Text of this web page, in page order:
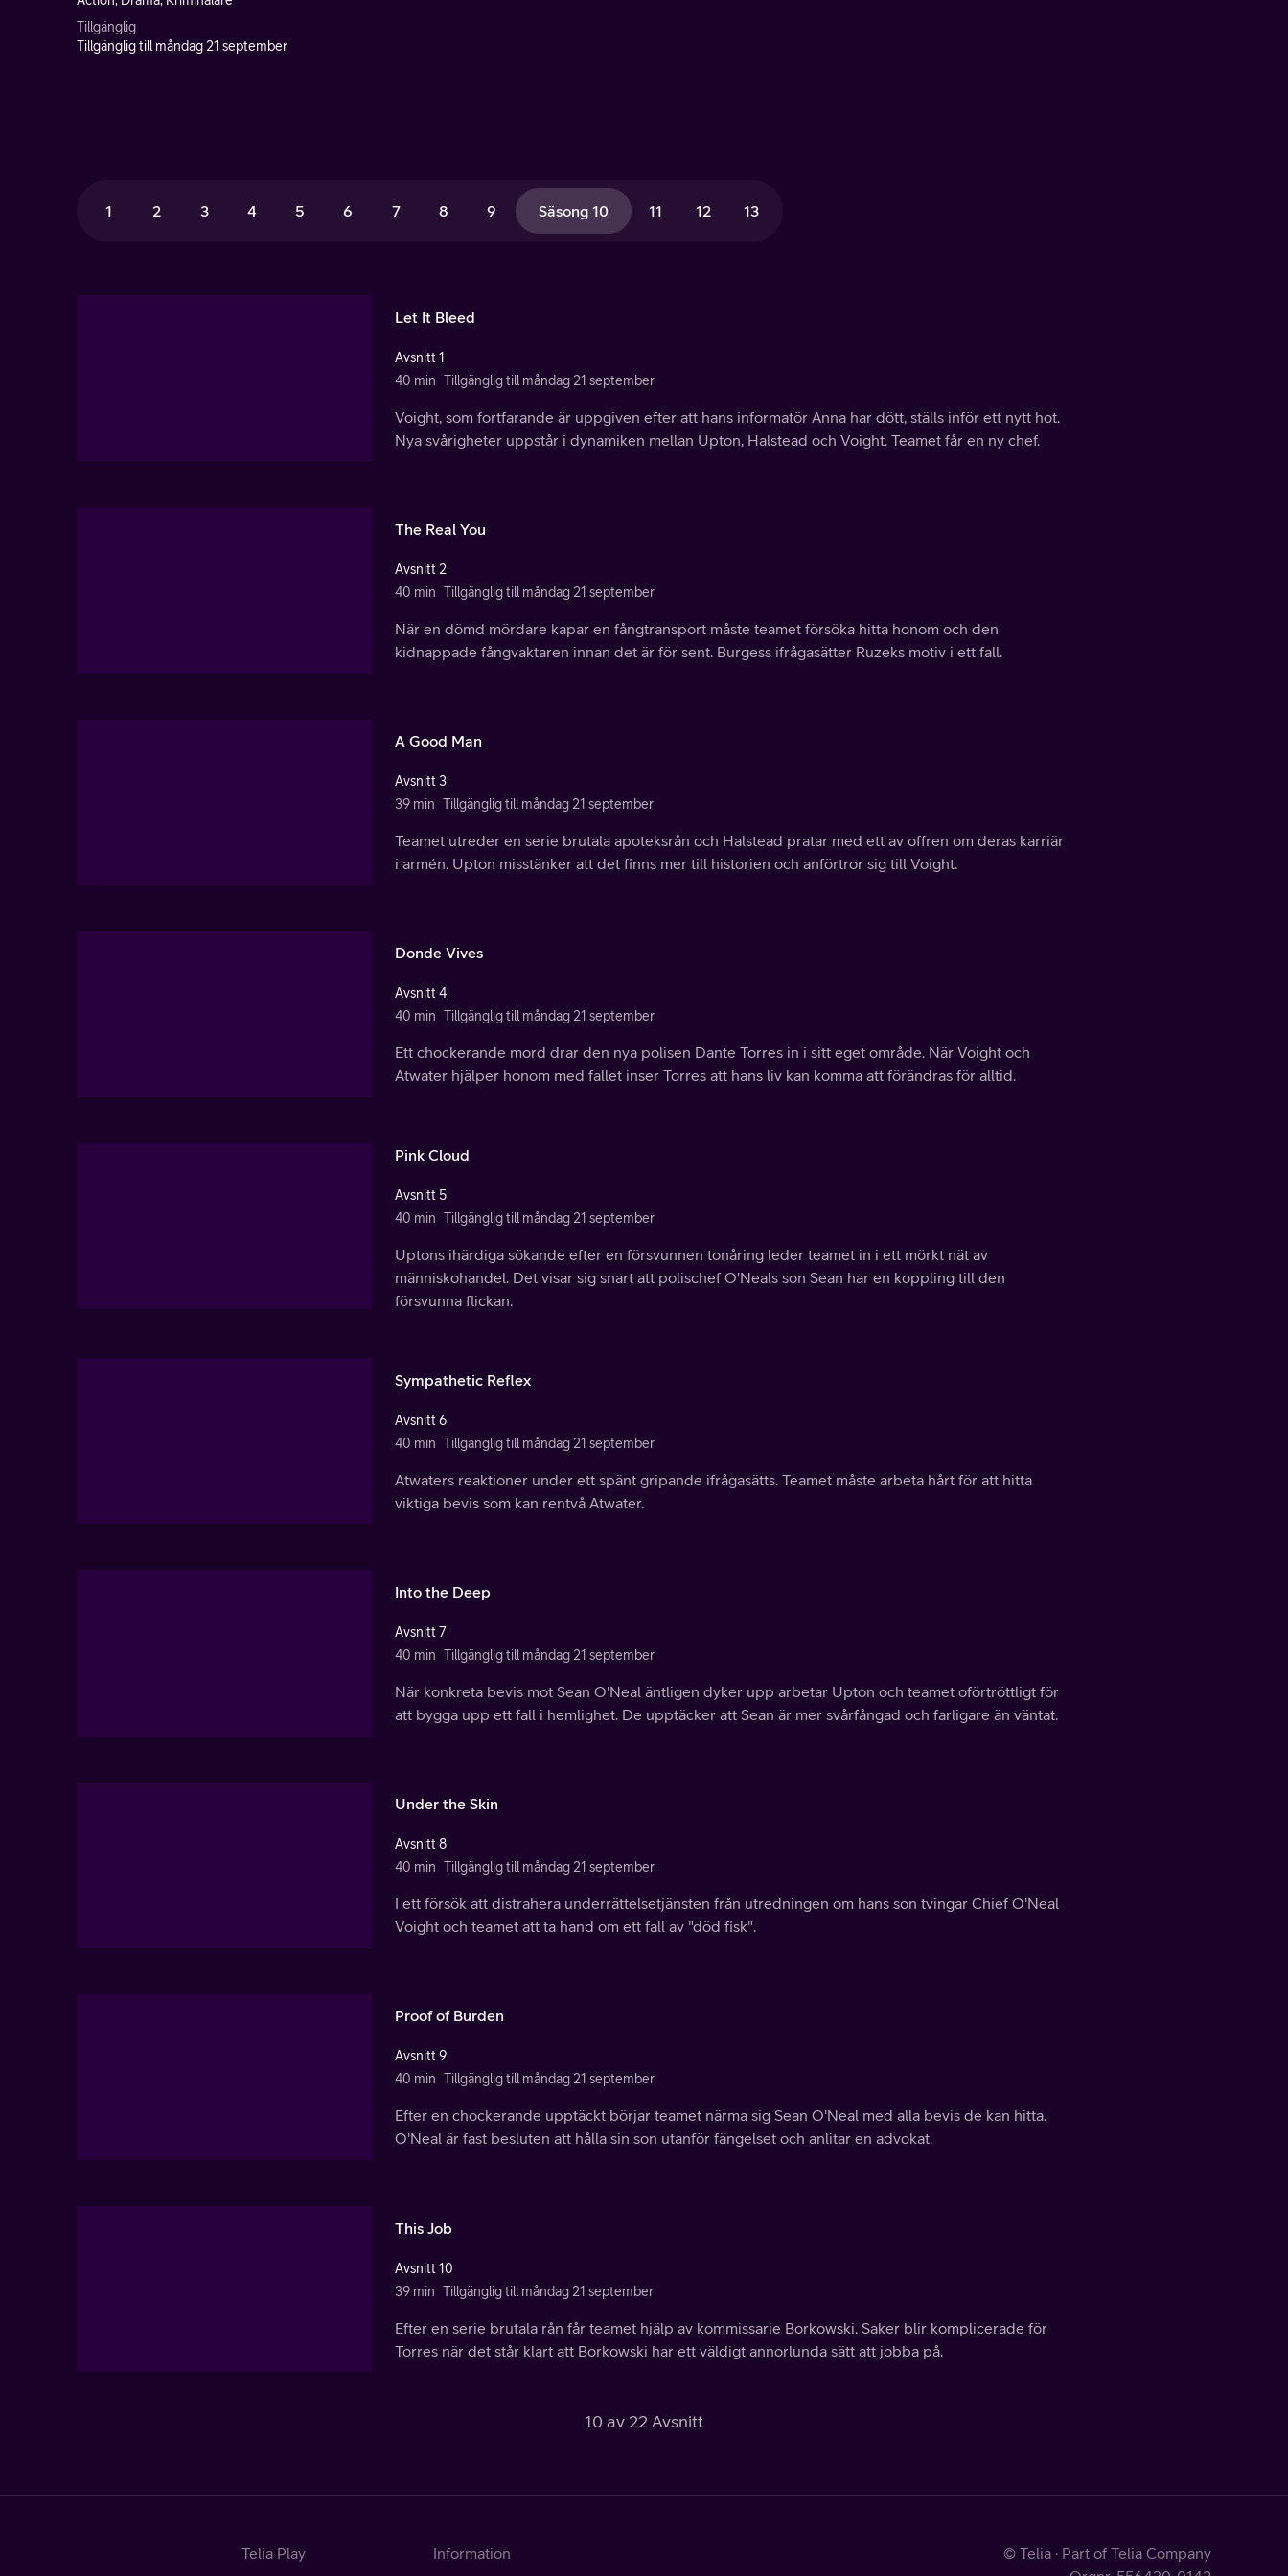
Tillgänglig
Tillgänglig till måndag 21 september
1 2 3 4 5 6 7 8 9 Säsong 10 11 12 13
Let It Bleed
Avsnitt 1
40 min Tillgänglig till måndag 21 september
Voight, som fortfarande är uppgiven efter att hans informatör Anna har dött, ställs inför ett nytt hot.
Nya svårigheter uppstår i dynamiken mellan Upton, Halstead och Voight. Teamet får en ny chef.
The Real You
Avsnitt 2
40 min Tillgänglig till måndag 21 september
När en dömd mördare kapar en fångtransport måste teamet försöka hitta honom och den
kidnappade fångvaktaren innan det är för sent. Burgess ifrågasätter Ruzeks motiv i ett fall.
A Good Man
Avsnitt 3
39 min Tillgänglig till måndag 21 september
Teamet utreder en serie brutala apoteksrån och Halstead pratar med ett av offren om deras karriär
i armén. Upton misstänker att det finns mer till historien och anförtror sig till Voight.
Donde Vives
Avsnitt 4
40 min Tillgänglig till måndag 21 september
Ett chockerande mord drar den nya polisen Dante Torres in i sitt eget område. När Voight och
Atwater hjälper honom med fallet inser Torres att hans liv kan komma att förändras för alltid.
Pink Cloud
Avsnitt 5
40 min Tillgänglig till måndag 21 september
Uptons ihärdiga sökande efter en försvunnen tonåring leder teamet in i ett mörkt nät av
människohandel. Det visar sig snart att polischef O'Neals son Sean har en koppling till den
försvunna flickan.
Sympathetic Reflex
Avsnitt 6
40 min Tillgänglig till måndag 21 september
Atwaters reaktioner under ett spänt gripande ifrågasätts. Teamet måste arbeta hårt för att hitta
viktiga bevis som kan rentvå Atwater.
Into the Deep
Avsnitt 7
40 min Tillgänglig till måndag 21 september
När konkreta bevis mot Sean O'Neal äntligen dyker upp arbetar Upton och teamet oförtröttligt för
att bygga upp ett fall i hemlighet. De upptäcker att Sean är mer svårfångad och farligare än väntat.
Under the Skin
Avsnitt 8
40 min Tillgänglig till måndag 21 september
I ett försök att distrahera underrättelsetjänsten från utredningen om hans son tvingar Chief O'Neal
Voight och teamet att ta hand om ett fall av "död fisk".
Proof of Burden
Avsnitt 9
40 min Tillgänglig till måndag 21 september
Efter en chockerande upptäckt börjar teamet närma sig Sean O'Neal med alla bevis de kan hitta.
O'Neal är fast besluten att hålla sin son utanför fängelset och anlitar en advokat.
This Job
Avsnitt 10
39 min Tillgänglig till måndag 21 september
Efter en serie brutala rån får teamet hjälp av kommissarie Borkowski. Saker blir komplicerade för
Torres när det står klart att Borkowski har ett väldigt annorlunda sätt att jobba på.
10 av 22 Avsnitt
Telia Play
Information
© Telia · Part of Telia Company